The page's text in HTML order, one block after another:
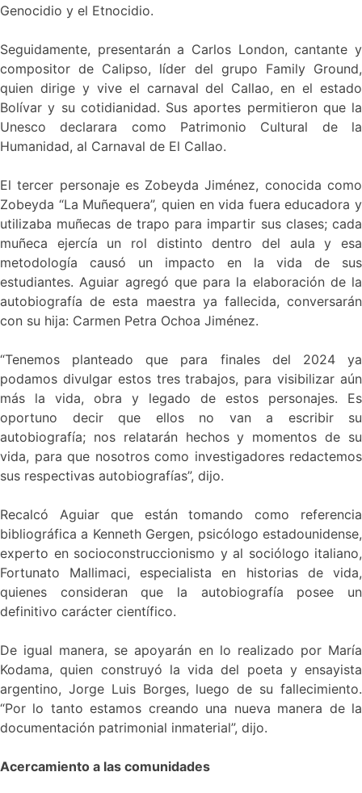
Genocidio y el Etnocidio.
Seguidamente, presentarán a Carlos London, cantante y
compositor de Calipso, líder del grupo Family Ground,
quien dirige y vive el carnaval del Callao, en el estado
Bolívar y su cotidianidad. Sus aportes permitieron que la
Unesco declarara como Patrimonio Cultural de la
Humanidad, al Carnaval de El Callao.
El tercer personaje es Zobeyda Jiménez, conocida como
Zobeyda “La Muñequera”, quien en vida fuera educadora y
utilizaba muñecas de trapo para impartir sus clases; cada
muñeca ejercía un rol distinto dentro del aula y esa
metodología causó un impacto en la vida de sus
estudiantes. Aguiar agregó que para la elaboración de la
autobiografía de esta maestra ya fallecida, conversarán
con su hija: Carmen Petra Ochoa Jiménez.
“Tenemos planteado que para finales del 2024 ya
podamos divulgar estos tres trabajos, para visibilizar aún
más la vida, obra y legado de estos personajes. Es
oportuno decir que ellos no van a escribir su
autobiografía; nos relatarán hechos y momentos de su
vida, para que nosotros como investigadores redactemos
sus respectivas autobiografías”, dijo.
Recalcó Aguiar que están tomando como referencia
bibliográfica a Kenneth Gergen, psicólogo estadounidense,
experto en socioconstruccionismo y al sociólogo italiano,
Fortunato Mallimaci, especialista en historias de vida,
quienes consideran que la autobiografía posee un
definitivo carácter científico.
De igual manera, se apoyarán en lo realizado por María
Kodama, quien construyó la vida del poeta y ensayista
argentino, Jorge Luis Borges, luego de su fallecimiento.
“Por lo tanto estamos creando una nueva manera de la
documentación patrimonial inmaterial”, dijo.
Acercamiento a las comunidades